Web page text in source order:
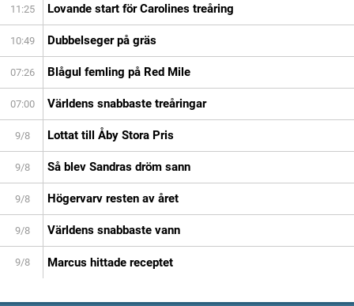
11:25 Lovande start för Carolines treåring
10:49 Dubbelseger på gräs
07:26 Blågul femling på Red Mile
07:00 Världens snabbaste treåringar
9/8 Lottat till Åby Stora Pris
9/8 Så blev Sandras dröm sann
9/8 Högervarv resten av året
9/8 Världens snabbaste vann
9/8 Marcus hittade receptet